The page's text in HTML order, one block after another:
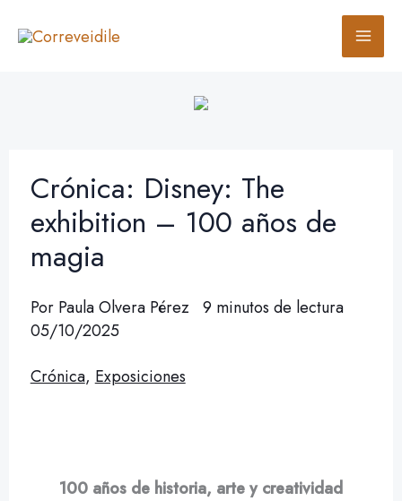
Crónica: Disney: The
exhibition – 100 años de
magia
Por Paula Olvera Pérez
9 minutos de lectura
05/10/2025
Crónica, Exposiciones
100 años de historia, arte y creatividad
u